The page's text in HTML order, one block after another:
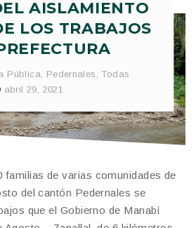
AISLAMIENTO
LOS TRABAJOS
Pública Pedernales
Todas
abril 29, 2021
familias de varias comunidades de
del cantón Pedernales se
que el Gobierno de Manabí